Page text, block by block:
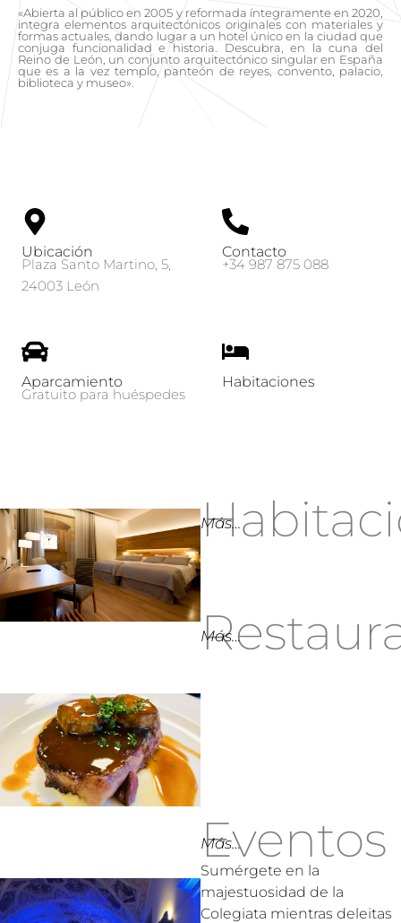
«Abierta al público en 2005 y reformada íntegramente en 2020,
integra elementos arquitectónicos originales con materiales y
formas actuales, dando lugar a un hotel único en la ciudad que
conjuga funcionalidad e historia. Descubra, en la cuna del
Reino de León, un conjunto arquitectónico singular en España
que es a la vez templo, panteón de reyes, convento, palacio,
biblioteca y museo».
Ubicación
Plaza Santo Martino, 5,
24003 León
Contacto
+34 987 875 088
Aparcamiento
Gratuito para huéspedes
Habitaciones
Más…
Más…
Eventos
Más…
Sumérgete en la
majestuosidad de la
Colegiata mientras deleitas